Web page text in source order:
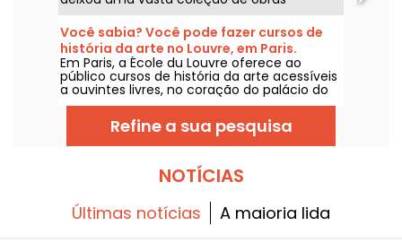
magníficas, algumas das quais podem ser
apreciadas nos museus de Paris. Venha
conosco nessa jornada!
Você sabia? Você pode fazer cursos de
história da arte no Louvre, em Paris.
Em Paris, a École du Louvre oferece ao
público cursos de história da arte acessíveis
a ouvintes livres, no coração do palácio do
Louvre, todos os anos, de setembro a junho.
Conferências gratuitas também são
promovidas pelo museu, de forma pontual.
Um conteúdo para você ficar craque em
Refine a sua pesquisa
NOTÍCIAS
Últimas notícias A maioria lida